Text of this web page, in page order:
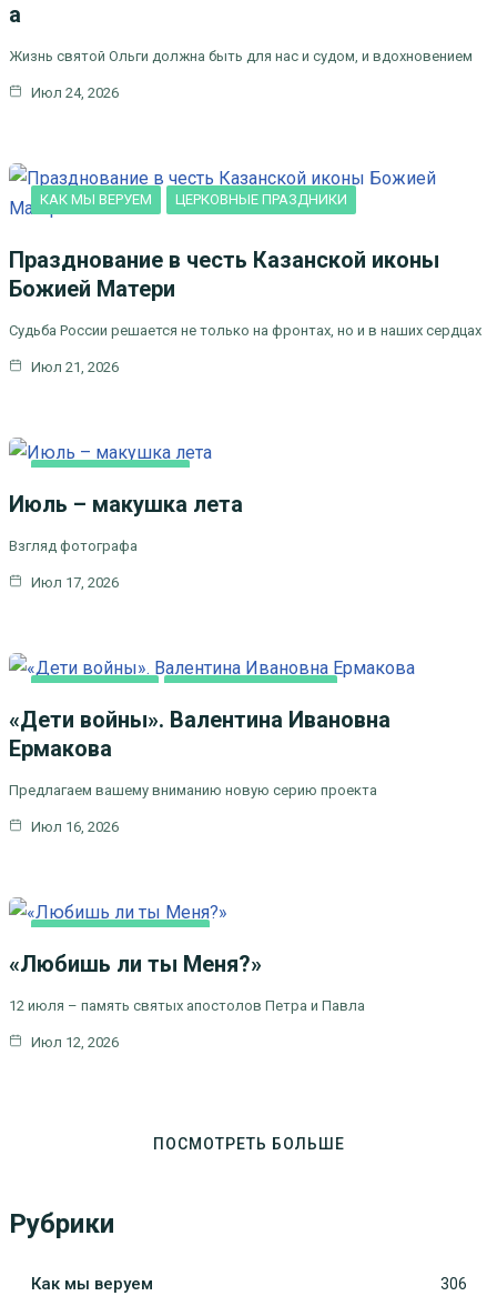
а
Жизнь святой Ольги должна быть для нас и судом, и вдохновением
Июл 24, 2026
КАК МЫ ВЕРУЕМ ЦЕРКОВНЫЕ ПРАЗДНИКИ
Празднование в честь Казанской иконы
Божией Матери
Судьба России решается не только на фронтах, но и в наших сердцах
Июл 21, 2026
ИСКУCСТВО
Июль – макушка лета
Взгляд фотографа
Июл 17, 2026
«Дети войны». Валентина Ивановна
Ермакова
Предлагаем вашему вниманию новую серию проекта
Июл 16, 2026
ПРАЗДНИКИ
«Любишь ли ты Меня?»
12 июля – память святых апостолов Петра и Павла
Июл 12, 2026
ПОСМОТРЕТЬ БОЛЬШЕ
Рубрики
Как мы веруем 306